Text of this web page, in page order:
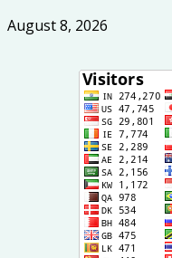
August 8, 2026